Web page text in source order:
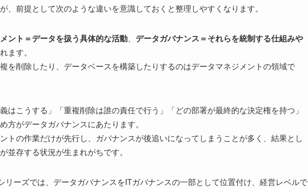
、前提として次のような違いを意識しておくと整理しやすくなります。
ント＝データを扱う具体的な活動、 データガバナンス＝それらを統制する仕組みや
ます。
を削除したり、データベースを構築したりするのはデータマネジメントの領域で
はこうする」「重複削除は誰の責任で行う」「どの部署が最終的な決定権を持つ」
方がデータガバナンスにあたります。
トの作業だけが先行し、ガバナンスが後追いになってしまうことが多く、結果とし
並存する状況が生まれがちです。
リーズでは、データガバナンスをITガバナンスの一部として位置付け、経営レベルで